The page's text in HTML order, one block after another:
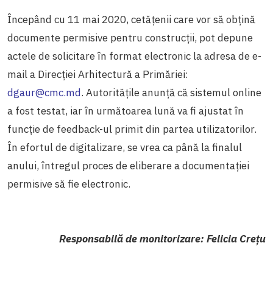
Începând cu 11 mai 2020, cetățenii care vor să obțină
documente permisive pentru construcții, pot depune
actele de solicitare în format electronic la adresa de e-
mail a Direcției Arhitectură a Primăriei:
dgaur@cmc.md. Autoritățile anunță că sistemul online
a fost testat, iar în următoarea lună va fi ajustat în
funcție de feedback-ul primit din partea utilizatorilor.
În efortul de digitalizare, se vrea ca până la finalul
anului, întregul proces de eliberare a documentației
permisive să fie electronic.
Responsabilă de monitorizare: Felicia Crețu